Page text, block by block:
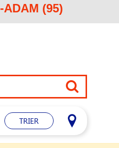
(95)
TRIER